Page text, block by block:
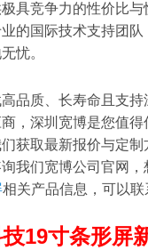
具竞争力的性价比与
的国际技术支持团队
忧。
品质、长寿命且支持
，深圳宽博是您值得
获取最新报价与定制
我们宽博公司官网
相关产品信息，可以
19寸条形屏